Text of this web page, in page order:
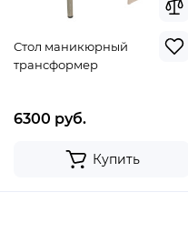
Стол маникюрный
трансформер
6300 руб.
Купить